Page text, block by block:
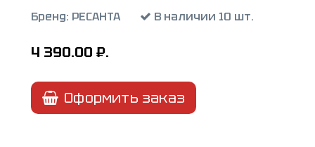
Бренд: РЕСАНТА В наличии 10 шт.
4 390.00 ₽.
Оформить заказ